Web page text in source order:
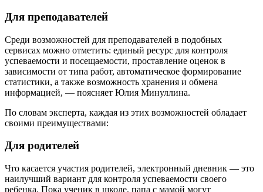
Для преподавателей
Среди возможностей для преподавателей в подобных
сервисах можно отметить: единый ресурс для контроля
успеваемости и посещаемости, проставление оценок в
зависимости от типа работ, автоматическое формирование
статистики, а также возможность хранения и обмена
информацией, — поясняет Юлия Минуллина.
По словам эксперта, каждая из этих возможностей обладает
своими преимуществами:
Для родителей
Что касается участия родителей, электронный дневник — это
наилучший вариант для контроля успеваемости своего
ребенка. Пока ученик в школе, папа с мамой могут